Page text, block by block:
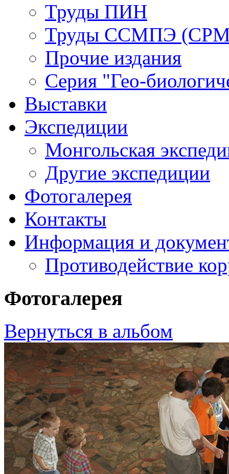
Труды ПИН
Труды ССМПЭ
Прочие издания
Серия "Гео-
Выставки
Экспедиции
Монгольская
Другие экспедиции
Фотогалерея
Контакты
Информация и
Противодействие
Фотогалерея
Вернуться в альбом